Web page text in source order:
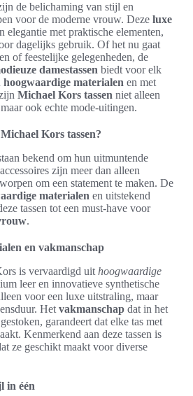
de belichaming van stijl en
voor de moderne vrouw. Deze luxe
elegantie met praktische elementen,
dagelijks gebruik. Of het nu gaat
of feestelijke gelegenheden, de
damestassen biedt voor elk
hoogwaardige materialen en met
Michael Kors tassen niet alleen
ook echte mode-uitingen.
Kors tassen?
bekend om hun uitmuntende
zijn meer dan alleen
om een statement te maken. De
materialen en uitstekend
tassen tot een must-have voor
.
en vakmanschap
is vervaardigd uit hoogwaardige
leer en innovatieve synthetische
voor een luxe uitstraling, maar
Het vakmanschap dat in het
garandeert dat elke tas met
Kenmerkend aan deze tassen is
ze geschikt maakt voor diverse
in één